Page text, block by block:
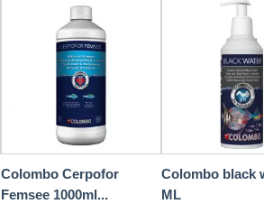
Colombo Cerpofor
Femsee 1000ml...
Colombo black
ML